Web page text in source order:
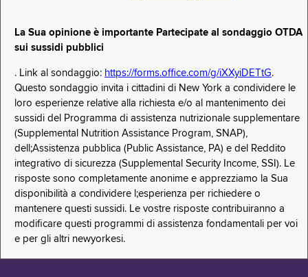
La Sua opinione è importante Partecipate al sondaggio OTDA
sui sussidi pubblici
. Link al sondaggio: https://forms.office.com/g/iXXyiDETtG.
Questo sondaggio invita i cittadini di New York a condividere le
loro esperienze relative alla richiesta e/o al mantenimento dei
sussidi del Programma di assistenza nutrizionale supplementare
(Supplemental Nutrition Assistance Program, SNAP),
dell;Assistenza pubblica (Public Assistance, PA) e del Reddito
integrativo di sicurezza (Supplemental Security Income, SSI). Le
risposte sono completamente anonime e apprezziamo la Sua
disponibilità a condividere l;esperienza per richiedere o
mantenere questi sussidi. Le vostre risposte contribuiranno a
modificare questi programmi di assistenza fondamentali per voi
e per gli altri newyorkesi.